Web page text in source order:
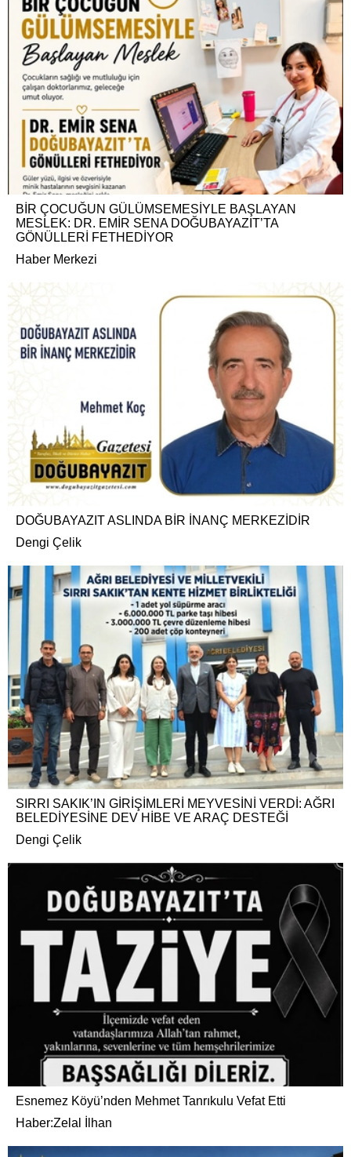
BİR ÇOCUĞUN GÜLÜMSEMESİYLE BAŞLAYAN
MESLEK: DR. EMİR SENA DOĞUBAYAZIT’TA
GÖNÜLLERİ FETHEDİYOR
Haber Merkezi
DOĞUBAYAZIT ASLINDA BİR İNANÇ MERKEZİDİR
Dengi Çelik
SIRRI SAKIK’IN GİRİŞİMLERİ MEYVESİNİ VERDİ: AĞRI
BELEDİYESİNE DEV HİBE VE ARAÇ DESTEĞİ
Dengi Çelik
Esnemez Köyü’nden Mehmet Tanrıkulu Vefat Etti
Haber:Zelal İlhan